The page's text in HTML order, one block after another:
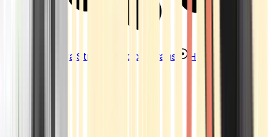
Sativa Strains Indica Strains Hybrid Strains